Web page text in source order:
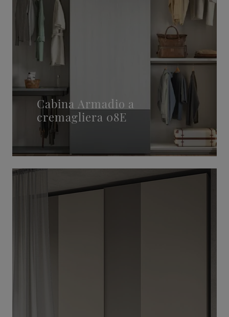
Cabina Armadio a
cremagliera 08E